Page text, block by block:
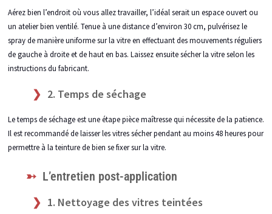
Aérez bien l’endroit où vous allez travailler, l’idéal serait un espace ouvert ou
un atelier bien ventilé. Tenue à une distance d’environ 30 cm, pulvérisez le
spray de manière uniforme sur la vitre en effectuant des mouvements réguliers
de gauche à droite et de haut en bas. Laissez ensuite sécher la vitre selon les
instructions du fabricant.
2. Temps de séchage
Le temps de séchage est une étape pièce maîtresse qui nécessite de la patience.
Il est recommandé de laisser les vitres sécher pendant au moins 48 heures pour
permettre à la teinture de bien se fixer sur la vitre.
L’entretien post-application
1. Nettoyage des vitres teintées